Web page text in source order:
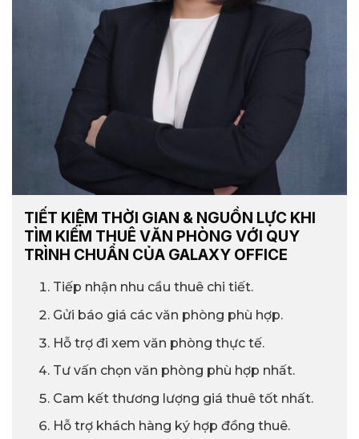
TIẾT KIỆM THỜI GIAN & NGUỒN LỰC KHI
TÌM KIẾM THUÊ VĂN PHÒNG VỚI QUY
TRÌNH CHUẨN CỦA GALAXY OFFICE
Tiếp nhận nhu cầu thuê chi tiết.
Gửi báo giá các văn phòng phù hợp.
Hỗ trợ đi xem văn phòng thực tế.
Tư vấn chọn văn phòng phù hợp nhất.
Cam kết thương lượng giá thuê tốt nhất.
Hỗ trợ khách hàng ký hợp đồng thuê.